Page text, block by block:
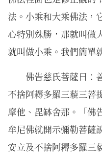
法。小乘和大乘佛法，
心特別殊勝，那就叫做
就叫做小乘。我們簡單
佛告慈氏菩薩曰：
不捨阿耨多羅三藐三菩
摩他、毘缽舍那。「佛
牟尼佛就開示彌勒菩薩
安立及不捨阿耨多羅三